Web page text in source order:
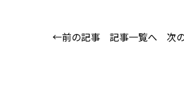
←前の記事 記事一覧へ 次